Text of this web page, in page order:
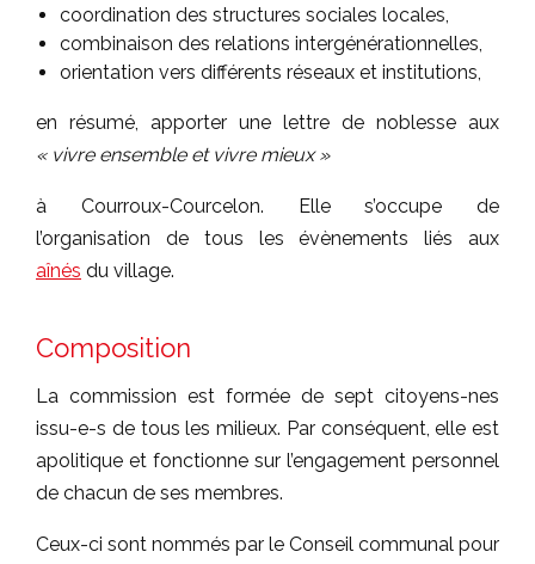
coordination des structures sociales locales,
combinaison des relations intergénérationnelles,
orientation vers différents réseaux et institutions,
en résumé, apporter une lettre de noblesse aux
« vivre ensemble et vivre mieux »
à Courroux-Courcelon. Elle s’occupe de
l’organisation de tous les évènements liés aux
aînés du village.
Composition
La commission est formée de sept citoyens-nes
issu-e-s de tous les milieux. Par conséquent, elle est
apolitique et fonctionne sur l’engagement personnel
de chacun de ses membres.
Ceux-ci sont nommés par le Conseil communal pour